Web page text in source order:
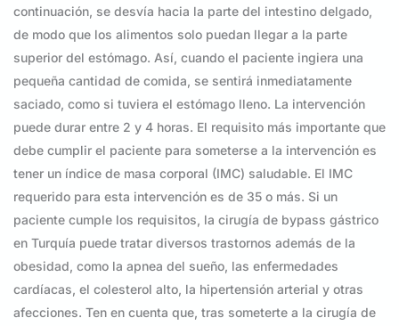
continuación, se desvía hacia la parte del intestino delgado,
de modo que los alimentos solo puedan llegar a la parte
superior del estómago. Así, cuando el paciente ingiera una
pequeña cantidad de comida, se sentirá inmediatamente
saciado, como si tuviera el estómago lleno. La intervención
puede durar entre 2 y 4 horas. El requisito más importante que
debe cumplir el paciente para someterse a la intervención es
tener un índice de masa corporal (IMC) saludable. El IMC
requerido para esta intervención es de 35 o más. Si un
paciente cumple los requisitos, la cirugía de bypass gástrico
en Turquía puede tratar diversos trastornos además de la
obesidad, como la apnea del sueño, las enfermedades
cardíacas, el colesterol alto, la hipertensión arterial y otras
afecciones. Ten en cuenta que, tras someterte a la cirugía de